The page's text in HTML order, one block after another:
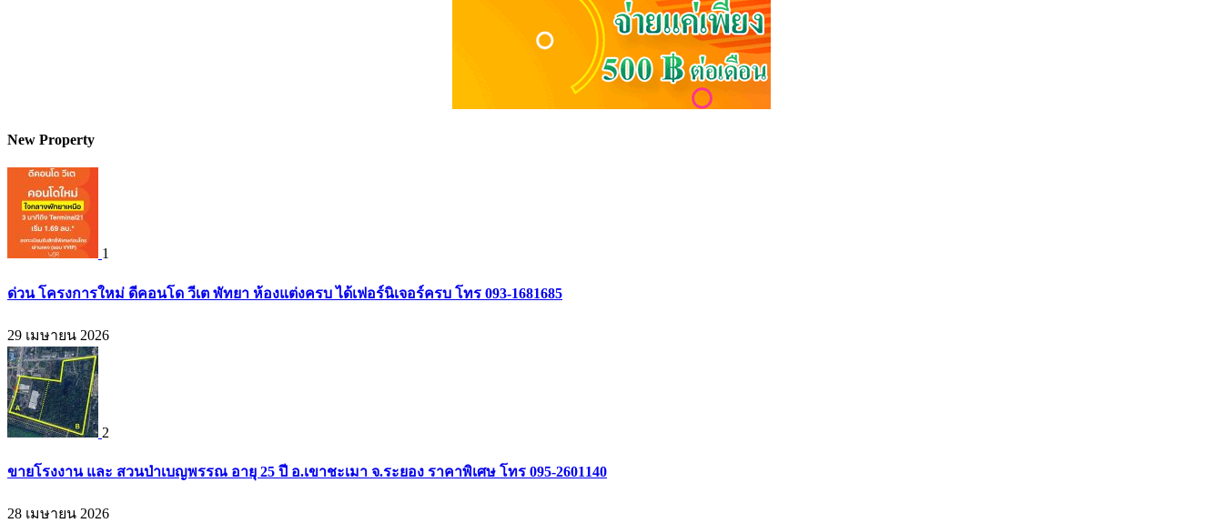
New Property
1
ด่วน โครงการใหม่ ดีคอนโด วีเต พัทยา ห้องแต่งครบ ได้เฟอร์นิเจอร์ครบ โทร 093-1681685
29 เมษายน 2026
2
ขายโรงงาน และ สวนป่าเบญพรรณ อายุ 25 ปี อ.เขาชะเมา จ.ระยอง ราคาพิเศษ โทร 095-2601140
28 เมษายน 2026